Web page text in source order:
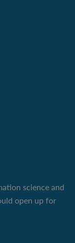
science and
open up for